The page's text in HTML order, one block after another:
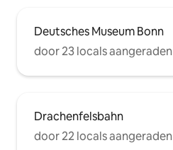
Deutsches Museum Bonn
door 23 locals aangeraden
Drachenfelsbahn
door 22 locals aangeraden